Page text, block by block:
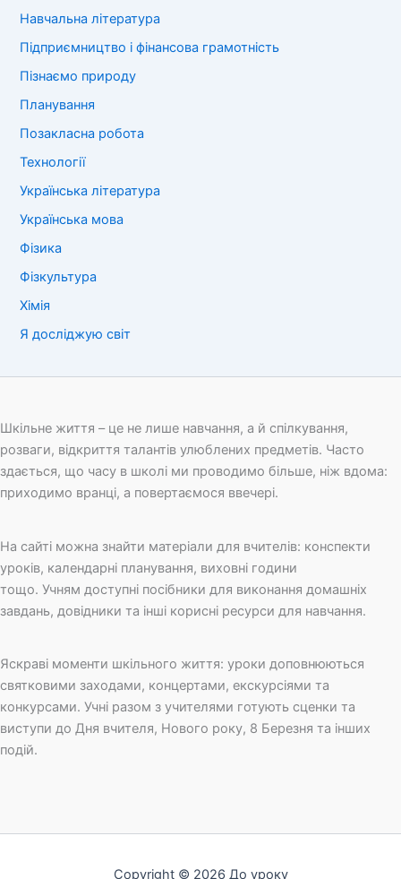
Навчальна література
Підприємництво і фінансова грамотність
Пізнаємо природу
Планування
Позакласна робота
Технології
Українська література
Українська мова
Фізика
Фізкультура
Хімія
Я досліджую світ
Шкільне життя – це не лише навчання, а й спілкування,
розваги, відкриття талантів улюблених предметів. Часто
здається, що часу в школі ми проводимо більше, ніж вдома:
приходимо вранці, а повертаємося ввечері.
На сайті можна знайти матеріали для вчителів: конспекти
уроків, календарні планування, виховні години
тощо. Учням доступні посібники для виконання домашніх
завдань, довідники та інші корисні ресурси для навчання.
Яскраві моменти шкільного життя: уроки доповнюються
святковими заходами, концертами, екскурсіями та
конкурсами. Учні разом з учителями готують сценки та
виступи до Дня вчителя, Нового року, 8 Березня та інших
подій.
Copyright © 2026 До уроку